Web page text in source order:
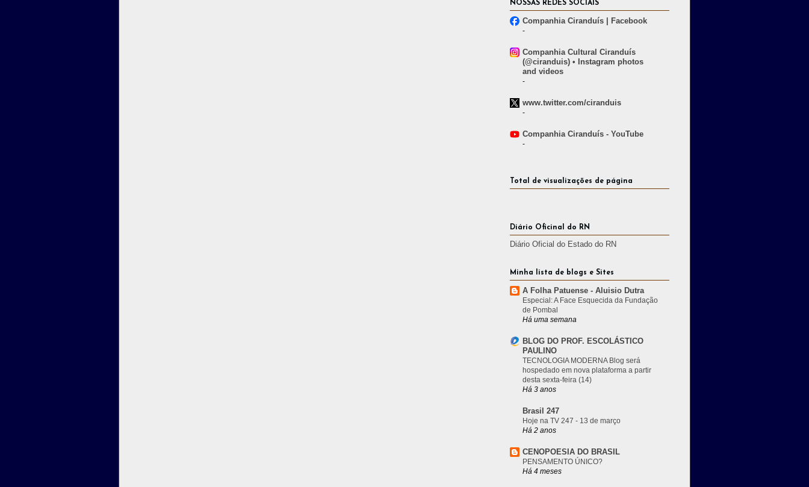
NOSSAS REDES SOCIAIS
Companhia Ciranduís | Facebook
-
Companhia Cultural Ciranduís
(@ciranduis) • Instagram photos
and videos
-
www.twitter.com/ciranduis
-
Companhia Ciranduís - YouTube
-
Total de visualizações de página
Diário Oficinal do RN
Diário Oficial do Estado do RN
Minha lista de blogs e Sites
A Folha Patuense - Aluisio Dutra
Especial: A Face Esquecida da Fundação
de Pombal
Há uma semana
BLOG DO PROF. ESCOLÁSTICO
PAULINO
TECNOLOGIA MODERNA Blog será
hospedado em nova plataforma a partir
desta sexta-feira (14)
Há 3 anos
Brasil 247
Hoje na TV 247 - 13 de março
Há 2 anos
CENOPOESIA DO BRASIL
PENSAMENTO ÚNICO?
Há 4 meses